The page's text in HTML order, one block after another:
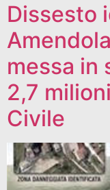
Dissesto
messa in
2,7
Civile